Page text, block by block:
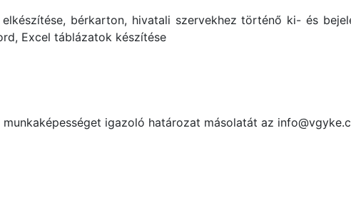
elkészítése, bérkarton, hivatali szervekhez történő ki- és
Excel táblázatok készítése
igazoló határozat másolatát az